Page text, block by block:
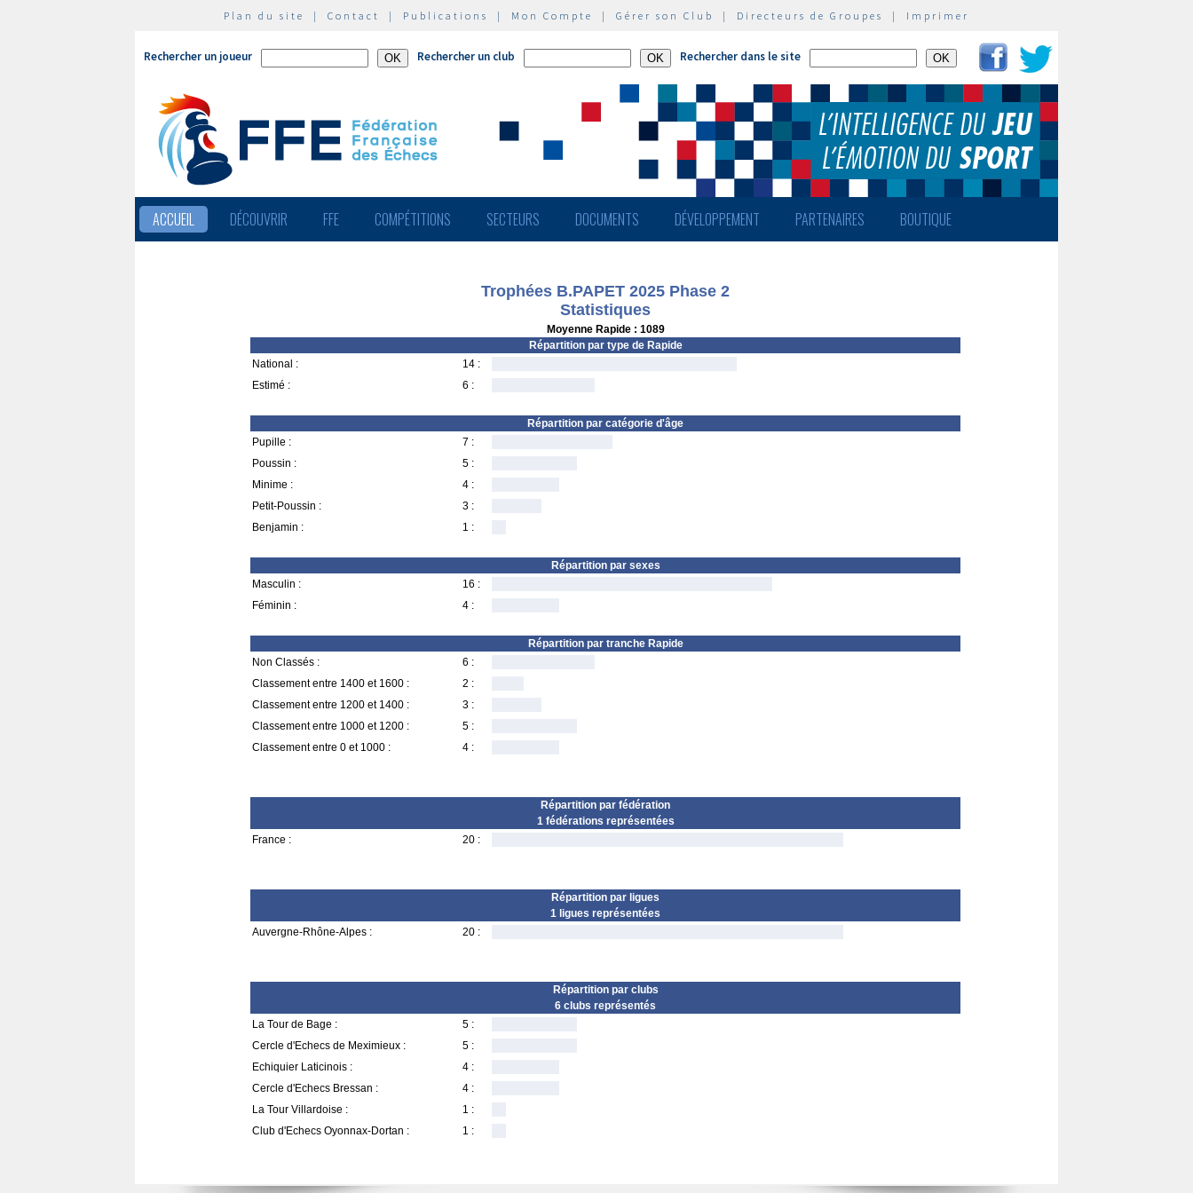
Plan du site | Contact | Publications | Mon Compte | Gérer son Club | Directeurs de Groupes | Imprimer
Rechercher un joueur Rechercher un club Rechercher dans le site
ACCUEIL DÉCOUVRIR FFE COMPÉTITIONS SECTEURS DOCUMENTS DÉVELOPPEMENT PARTENAIRES BOUTIQUE
Trophées B.PAPET 2025 Phase 2
Statistiques
Moyenne Rapide : 1089
Répartition par type de Rapide
National :
14 :
Estimé :
6 :
Répartition par catégorie d'âge
Pupille :
7 :
Poussin :
5 :
Minime :
4 :
Petit-Poussin :
3 :
Benjamin :
1 :
Répartition par sexes
Masculin :
16 :
Féminin :
4 :
Répartition par tranche Rapide
Non Classés :
6 :
Classement entre 1400 et 1600 :
2 :
Classement entre 1200 et 1400 :
3 :
Classement entre 1000 et 1200 :
5 :
Classement entre 0 et 1000 :
4 :
Répartition par fédération
1 fédérations représentées
France :
20 :
Répartition par ligues
1 ligues représentées
Auvergne-Rhône-Alpes :
20 :
Répartition par clubs
6 clubs représentés
La Tour de Bage :
5 :
Cercle d'Echecs de Meximieux :
5 :
Echiquier Laticinois :
4 :
Cercle d'Echecs Bressan :
4 :
La Tour Villardoise :
1 :
Club d'Echecs Oyonnax-Dortan :
1 :